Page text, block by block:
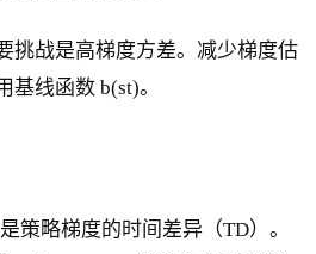
挑战是高梯度方差。减少梯度估
线函数 b(st)。
策略梯度的时间差异（TD）。